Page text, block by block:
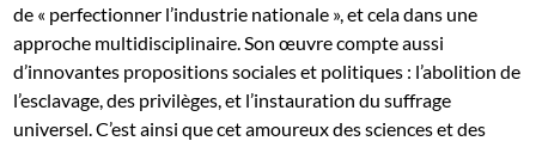
de « perfectionner l’industrie nationale », et cela dans une
approche multidisciplinaire. Son œuvre compte aussi
d’innovantes propositions sociales et politiques : l’abolition de
l’esclavage, des privilèges, et l’instauration du suffrage
universel. C’est ainsi que cet amoureux des sciences et des